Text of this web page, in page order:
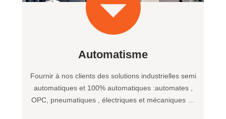
Automatisme
Fournir à nos clients des solutions industrielles semi
automatiques et 100% automatiques :automates ,
OPC, pneumatiques , électriques et mécaniques …